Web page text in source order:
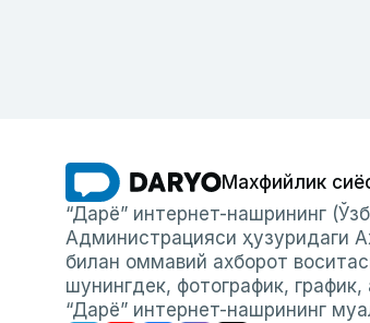
Махфийлик
“Дарё” интернет-нашрининг
Администрацияси ҳузуридаги
билан оммавий ахборот
шунингдек, фотографик,
“Дарё” интернет-нашрининг